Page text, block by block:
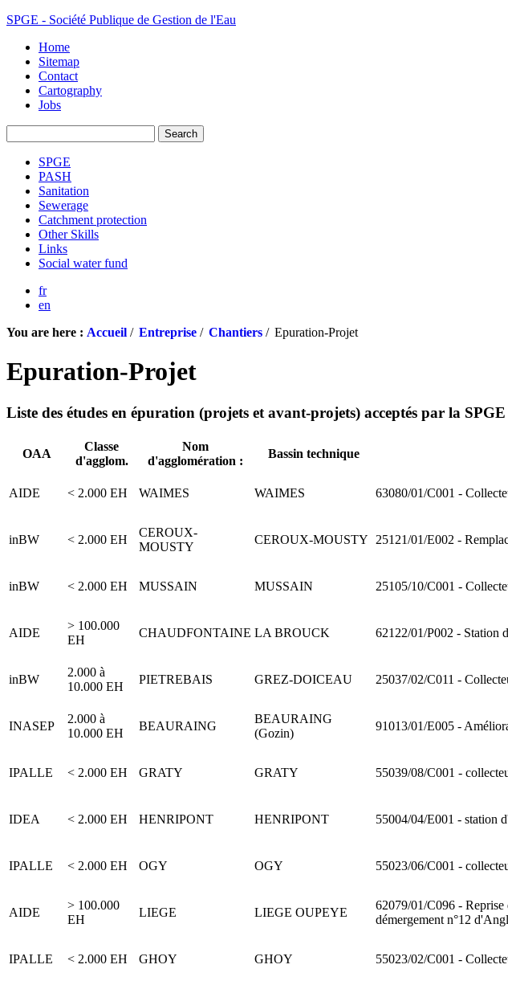
SPGE - Société Publique de Gestion de l'Eau
Home
Sitemap
Contact
Cartography
Jobs
SPGE
PASH
Sanitation
Sewerage
Catchment protection
Other Skills
Links
Social water fund
fr
en
You are here : Accueil / Entreprise / Chantiers / Epuration-Projet
Epuration-Projet
Liste des études en épuration (projets et avant-projets) acceptés par la
OAA
Classe
d'agglom.
Nom
d'agglomération :
Bassin technique
AIDE < 2.000 EH WAIMES WAIMES 63080/01/C001 -
inBW < 2.000 EH
CEROUX-
MOUSTY
CEROUX-MOUSTY 25121/01/E002 -
inBW < 2.000 EH MUSSAIN MUSSAIN 25105/10/C001 -
AIDE
> 100.000
EH
CHAUDFONTAINE LA BROUCK 62122/01/P002 - Station
inBW
2.000 à
10.000 EH
PIETREBAIS GREZ-DOICEAU 25037/02/C011 -
INASEP
2.000 à
10.000 EH
BEAURAING
BEAURAING
(Gozin)
91013/01/E005 -
IPALLE < 2.000 EH GRATY GRATY 55039/08/C001 -
IDEA < 2.000 EH HENRIPONT HENRIPONT 55004/04/E001 - station
IPALLE < 2.000 EH OGY OGY 55023/06/C001 -
AIDE
> 100.000
EH
LIEGE LIEGE OUPEYE
62079/01/C096 - Reprise
démergement n°12
IPALLE < 2.000 EH GHOY GHOY 55023/02/C001 -